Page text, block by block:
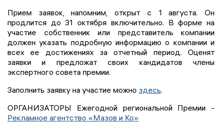
Прием заявок, напомним, открыт с 1 августа. Он
продлится до 31 октября включительно. В форме на
участие собственник или представитель компании
должен указать подробную информацию о компании и
всех ее достижениях за отчетный период. Оценят
заявки и предложат своих кандидатов члены
экспертного совета премии.
Заполнить заявку на участие можно здесь.
ОРГАНИЗАТОРЫ Ежегодной региональной Премии -
Рекламное агентство «Мазов и Ко»